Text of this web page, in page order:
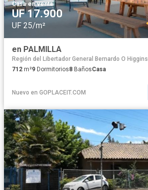
Casa·en venta
UF 17.900
UF 25/m²
en PALMILLA
Región del Libertador General Bernardo O Higgins
712 m²9 Dormitorios8 BañosCasa
Nuevo en GOPLACEIT.COM